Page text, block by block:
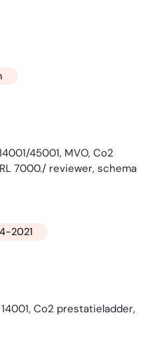
45001, MVO, Co2
7000./ reviewer, schema
2021
Co2 prestatieladder,